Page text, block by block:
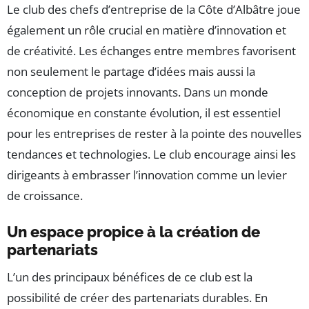
Le club des chefs d’entreprise de la Côte d’Albâtre joue
également un rôle crucial en matière d’innovation et
de créativité. Les échanges entre membres favorisent
non seulement le partage d’idées mais aussi la
conception de projets innovants. Dans un monde
économique en constante évolution, il est essentiel
pour les entreprises de rester à la pointe des nouvelles
tendances et technologies. Le club encourage ainsi les
dirigeants à embrasser l’innovation comme un levier
de croissance.
Un espace propice à la création de
partenariats
L’un des principaux bénéfices de ce club est la
possibilité de créer des partenariats durables. En